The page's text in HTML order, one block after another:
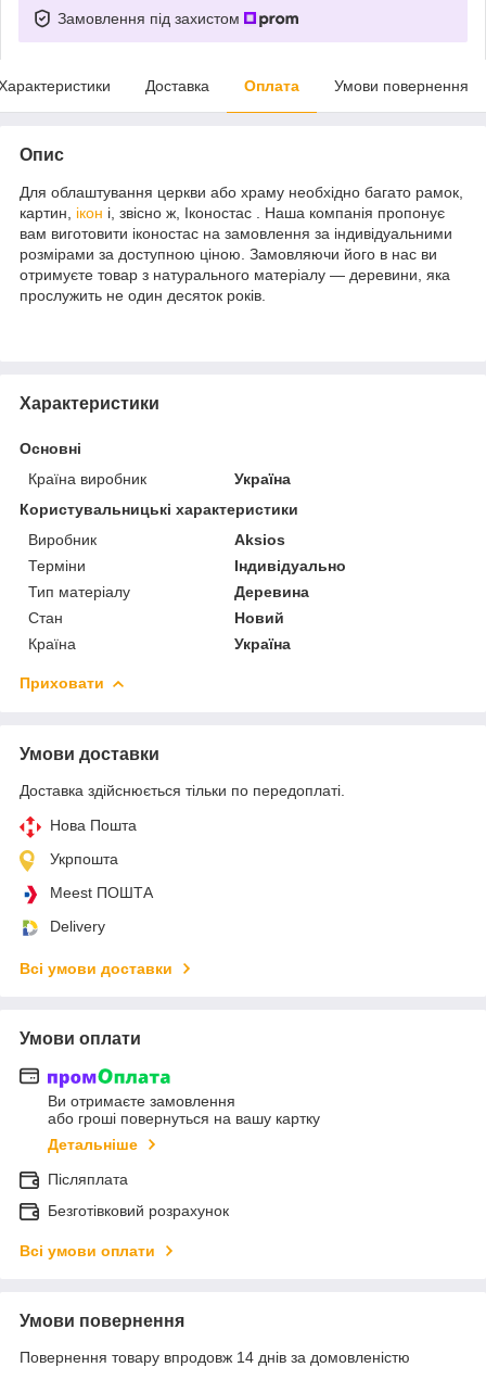
Замовлення під захистом
Доставка Оплата Умови повернення
Опис
Для облаштування церкви або храму необхідно багато рамок,
картин, ікон і, звісно ж, Іконостас . Наша компанія пропонує
вам виготовити іконостас на замовлення за індивідуальними
розмірами за доступною ціною. Замовляючи його в нас ви
отримуєте товар з натурального матеріалу — деревини, яка
прослужить не один десяток років.
Характеристики
Основні
Країна виробник
Україна
Користувальницькі характеристики
Виробник
Aksios
Терміни
Індивідуально
Тип матеріалу
Деревина
Стан
Новий
Країна
Україна
Приховати
Умови доставки
Доставка здійснюється тільки по передоплаті.
Нова Пошта
Укрпошта
Meest ПОШТА
Delivery
Всі умови доставки
Умови оплати
Ви отримаєте замовлення
або гроші повернуться на вашу картку
Детальніше
Післяплата
Безготівковий розрахунок
Всі умови оплати
Умови повернення
Повернення товару впродовж 14 днів за домовленістю